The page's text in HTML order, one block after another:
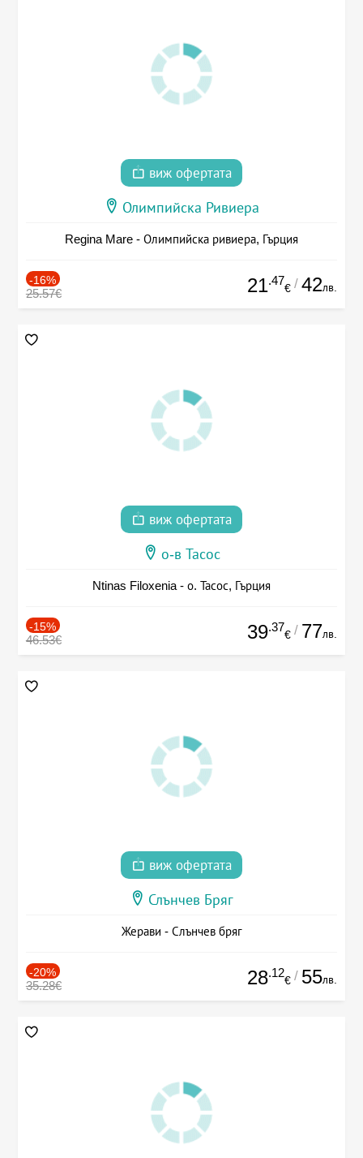
виж офертата
Олимпийска Ривиера
Regina Mare - Олимпийска ривиера, Гърция
-16%
25.57€ 21.47
€ / 42лв.
виж офертата
о-в Тасос
Ntinas Filoxenia - о. Тасос, Гърция
-15%
46.53€ 39.37
€ / 77лв.
виж офертата
Слънчев Бряг
Жерави - Слънчев бряг
-20%
35.28€ 28.12
€ / 55лв.